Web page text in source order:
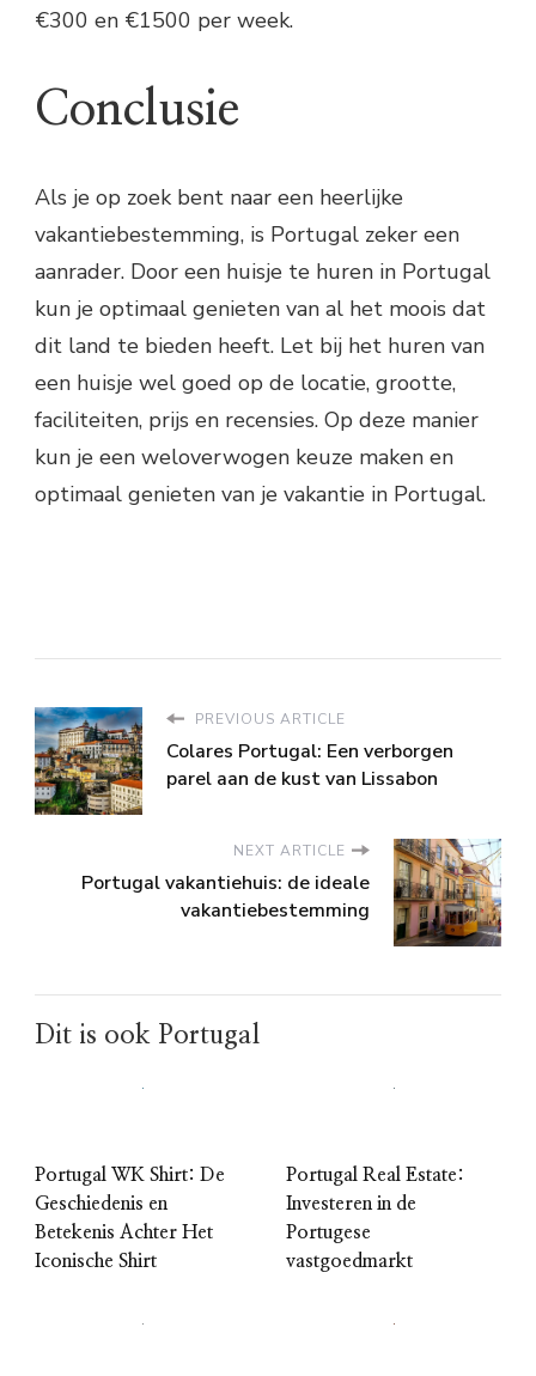
€300 en €1500 per week.
Conclusie
Als je op zoek bent naar een heerlijke
vakantiebestemming, is Portugal zeker een
aanrader. Door een huisje te huren in Portugal
kun je optimaal genieten van al het moois dat
dit land te bieden heeft. Let bij het huren van
een huisje wel goed op de locatie, grootte,
faciliteiten, prijs en recensies. Op deze manier
kun je een weloverwogen keuze maken en
optimaal genieten van je vakantie in Portugal.
PREVIOUS ARTICLE
Colares Portugal: Een verborgen
parel aan de kust van Lissabon
NEXT ARTICLE
Portugal vakantiehuis: de ideale
vakantiebestemming
Dit is ook Portugal
Portugal WK Shirt: De
Geschiedenis en
Betekenis Achter Het
Iconische Shirt
Portugal Real Estate:
Investeren in de
Portugese
vastgoedmarkt